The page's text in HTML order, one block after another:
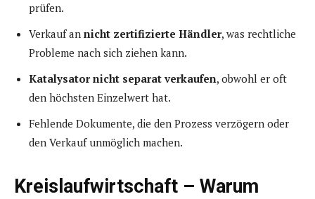
prüfen.
Verkauf an nicht zertifizierte Händler, was rechtliche
Probleme nach sich ziehen kann.
Katalysator nicht separat verkaufen, obwohl er oft
den höchsten Einzelwert hat.
Fehlende Dokumente, die den Prozess verzögern oder
den Verkauf unmöglich machen.
Kreislaufwirtschaft – Warum